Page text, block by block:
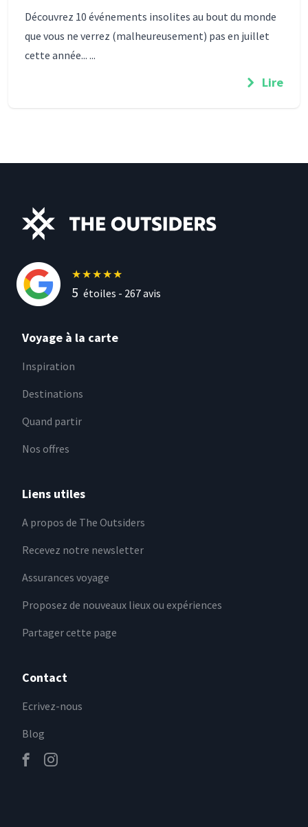
Découvrez 10 événements insolites au bout du monde
que vous ne verrez (malheureusement) pas en juillet
cette année... ...
Lire
★★★★★
5 étoiles - 267avis
Voyage à la carte
Inspiration
Destinations
Quand partir
Nos offres
Liens utiles
A propos de The Outsiders
Recevez notre newsletter
Assurances voyage
Proposez de nouveaux lieux ou expériences
Partager cette page
Contact
Ecrivez-nous
Blog